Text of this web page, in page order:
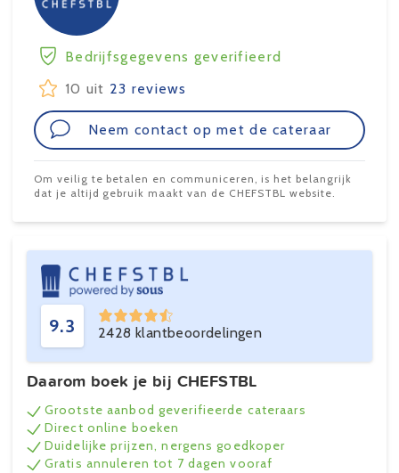
Bedrijfsgegevens geverifieerd
10 uit 23 reviews
Neem contact op met de cateraar
Om veilig te betalen en communiceren, is het belangrijk
dat je altijd gebruik maakt van de CHEFSTBL website.
9.3 2428 klantbeoordelingen
Daarom boek je bij CHEFSTBL
Grootste aanbod geverifieerde cateraars
Direct online boeken
Duidelijke prijzen, nergens goedkoper
Gratis annuleren tot 7 dagen vooraf